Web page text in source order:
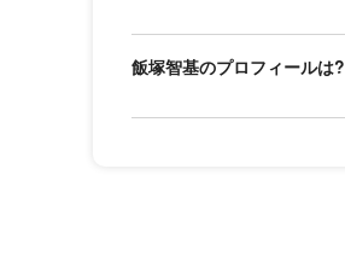
飯塚智基のプロフィールは?